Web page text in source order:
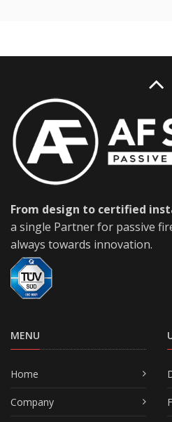
From design to certified
a single Partner for passive
always towards innovation.
MENU
Home
Company